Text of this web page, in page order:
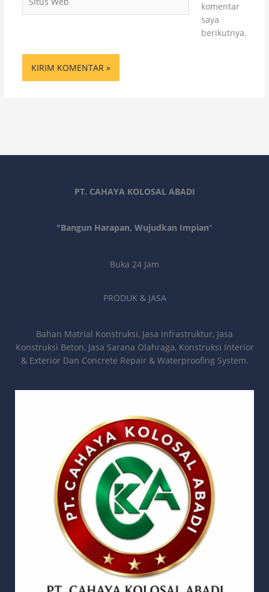
Web
komentar
saya
berikutnya.
PT. CAHAYA KOLOSAL ABADI
"Bangun Harapan, Wujudkan Impian"
Buka 24 Jam
PRODUK & JASA
Bahan Matrial Konstruksi, Jasa Infrastruktur, Jasa
Konstruksi Beton, Jasa Sarana Olahraga, Konstruksi Interior
& Exterior Dan Concrete Repair & Waterproofing System.